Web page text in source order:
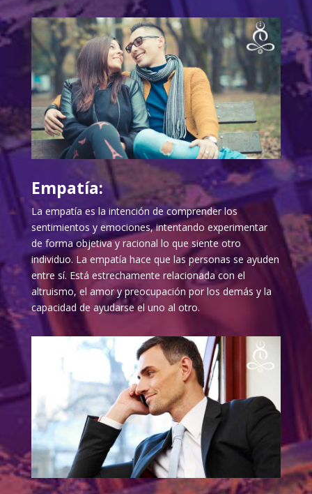
Empatía:
La empatía es la intención de comprender los
sentimientos y emociones, intentando experimentar
de forma objetiva y racional lo que siente otro
individuo. La empatía hace que las personas se ayuden
entre sí. Está estrechamente relacionada con el
altruismo, el amor y preocupación por los demás y la
capacidad de ayudarse el uno al otro.